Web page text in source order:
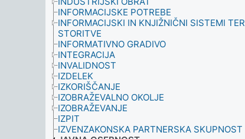
INFORMACIJSKE POTREBE
INFORMACIJSKI IN KNJIŽNIČNI SISTEMI TER
STORITVE
INFORMATIVNO GRADIVO
INTEGRACIJA
INVALIDNOST
IZDELEK
IZKORIŠČANJE
IZOBRAŽEVALNO OKOLJE
IZOBRAŽEVANJE
IZPIT
IZVENZAKONSKA PARTNERSKA SKUPNOST